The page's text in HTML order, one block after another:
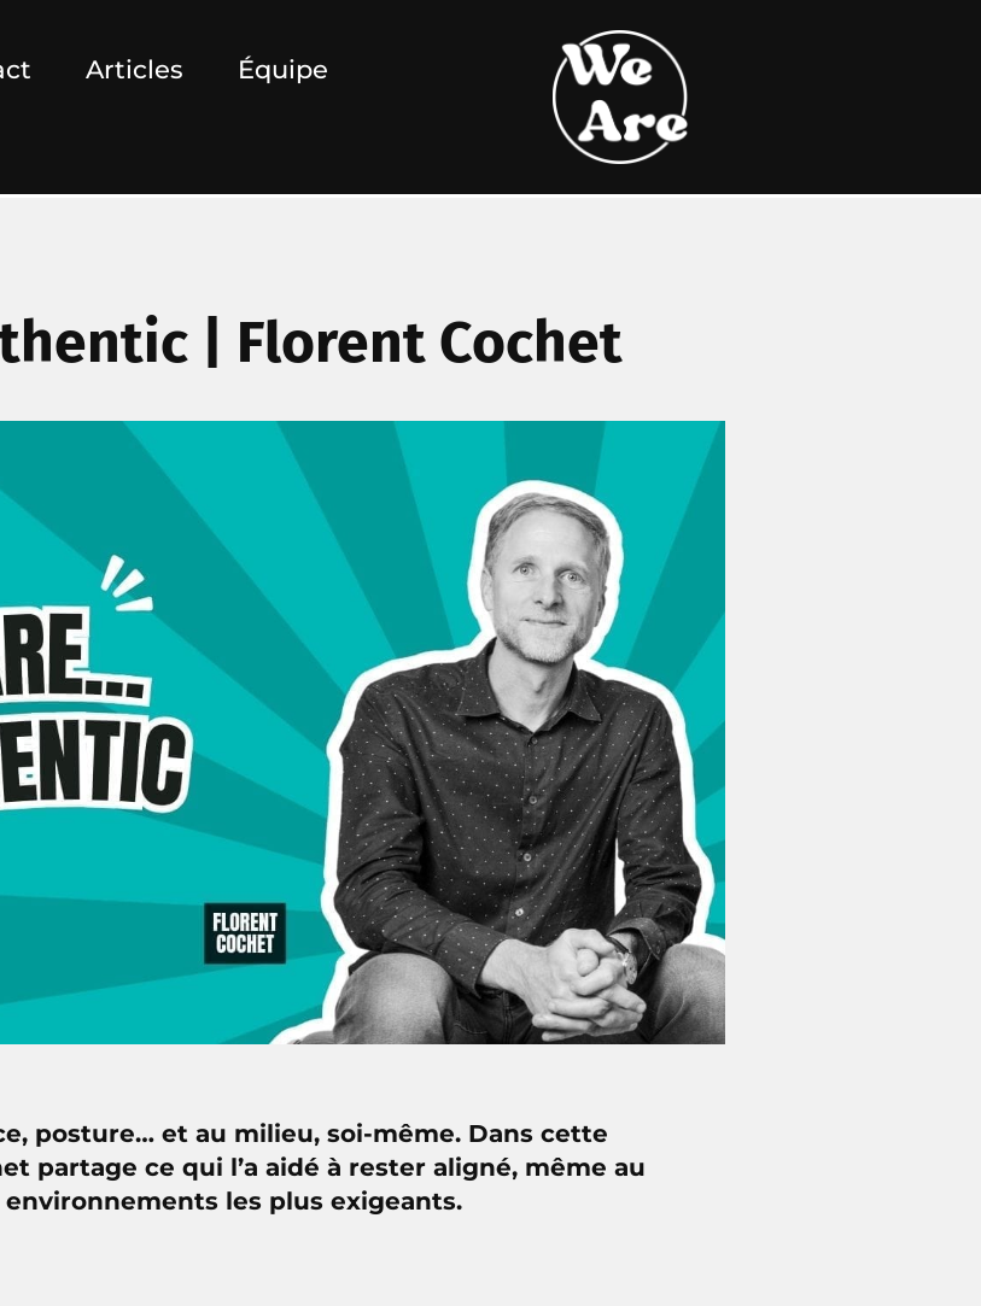
Articles Équipe
| Florent Cochet
posture… et au milieu, soi-même. Dans cette
partage ce qui l’a aidé à rester aligné, même au
les plus exigeants.